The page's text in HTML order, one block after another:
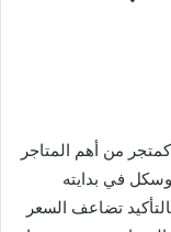
من أهم المتاجر
في بدايته
بالتأكيد تضاعف السعر